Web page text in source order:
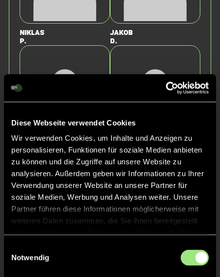
Diese Webseite verwendet Cookies
Wir verwenden Cookies, um Inhalte und Anzeigen zu
personalisieren, Funktionen für soziale Medien anbieten
zu können und die Zugriffe auf unsere Website zu
analysieren. Außerdem geben wir Informationen zu Ihrer
Verwendung unserer Website an unsere Partner für
soziale Medien, Werbung und Analysen weiter. Unsere
Partner führen diese Informationen möglicherweise mit
weiteren Daten zusammen, die Sie ihnen bereitgestellt
Notwendig
Niklas
P.
Jakob
D.
Raphaël
K.
Matteo
S.
Jonathan